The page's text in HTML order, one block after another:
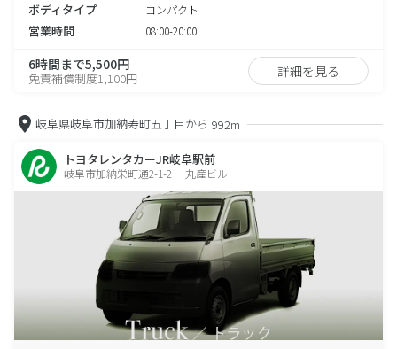
ボディタイプ コンパクト
営業時間 08:00-20:00
6時間まで5,500円
免責補償制度1,100円 詳細を見る
岐阜県岐阜市加納寿町五丁目から 992m
トヨタレンタカーJR岐阜駅前
岐阜市加納栄町通2-1-2 丸産ビル